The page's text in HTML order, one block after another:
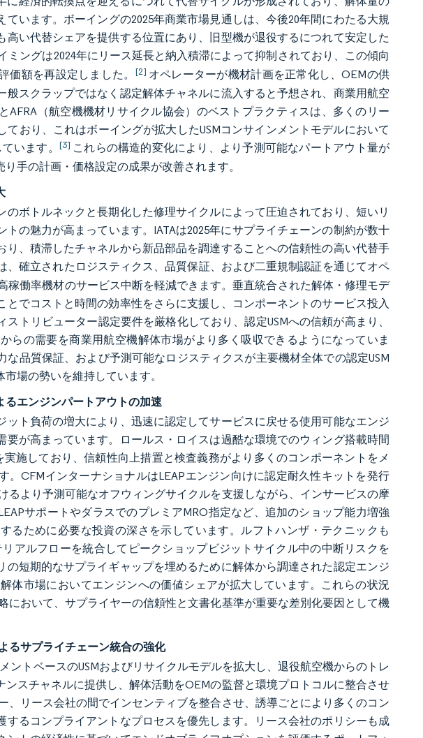
います。ボーイングの2025年商業市場見通しは、今後20年間にわたる大規
い代替シェアを提供する位置にあり、旧型機が退役するにつれて安定した
ミングは2024年にリース延長と納入積滞によって抑制されており、この傾向
価額を再設定しました。 [2] オペレーターが機材計画を正常化し、OEMの供
スクラップではなく認定解体チャネルに流入すると予想され、商業用航空
AFRA（航空機機材リサイクル協会）のベストプラクティスは、多くのリー
おり、これはボーイングが拡大したUSMコンサインメントモデルにおいて
います。 [3] これらの構造的変化により、より予測可能なパートアウト量が
手の計画・価格設定の成果が改善されます。
ボトルネックと長期化した修理サイクルによって圧迫されており、短いリ
の魅力が高まっています。IATAは2025年にサプライチェーンの制約が数十
、積滞したチャネルから新品部品を調達することへの信頼性の高い代替手
、確立されたロジスティクス、品質保証、および二重規制認証を通じてオペ
稼働率機材のサービス中断を軽減できます。垂直統合された解体・修理モデ
でコストと時間の効率性をさらに支援し、コンポーネントのサービス投入
トリビューター認定要件を厳格化しており、認定USMへの信頼が高まり、
らの需要を商業用航空機解体市場がより多く吸収できるようになっていま
品質保証、および予測可能なロジスティクスが主要機材全体での認定USM
場の勢いを維持しています。
エンジンパートアウトの加速
ト負荷の増大により、迅速に認定してサービスに戻せる使用可能なエンジ
が高まっています。ロールス・ロイスは過酷な環境でのウィング搭載時間
実施しており、信頼性向上措置と検査義務がより多くのコンポーネントをメ
。CFMインターナショナルはLEAPエンジン向けに認定耐久性キットを発行
るより予測可能なオフウィングサイクルを支援しながら、インサービスの摩
サポートやダラスでのプレミアMRO指定など、追加のショップ能力増強
るために必要な投資の深さを示しています。ルフトハンザ・テクニックも
アルフローを統合してピークショップビジットサイクル中の中断リスクを
短期的なサプライギャップを埋めるために解体から調達された認定エンジ
体市場においてエンジンへの価値シェアが拡大しています。これらの状況
において、サプライヤーの信頼性と文書化基準が重要な差別化要因として機
るサプライチェーン統合の強化
ントベースのUSMおよびリサイクルモデルを拡大し、退役航空機からのトレ
スチャネルに提供し、解体活動をOEMの監督と環境プロトコルに整合させ
、リース会社の間でインセンティブを整合させ、誘導ごとにより多くのコン
るコンプライアントなプロセスを優先します。リース会社のポリシーも成